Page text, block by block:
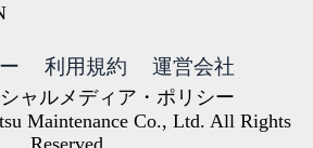
利用規約 運営会社
ャルメディア・ポリシー
Maintenance Co., Ltd. All Rights
Reserved.